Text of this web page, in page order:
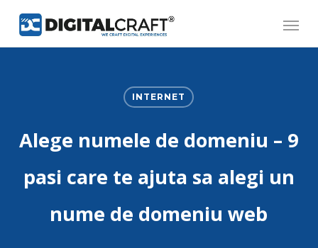
Menu
INTERNET
Alege numele de domeniu – 9
pasi care te ajuta sa alegi un
nume de domeniu web